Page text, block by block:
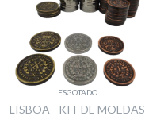
ESGOTADO
LISBOA - KIT DE MOEDAS